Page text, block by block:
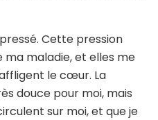
Cette pression
ma maladie, et elles me
le cœur. La
douce pour moi, mais
sur moi, et que je